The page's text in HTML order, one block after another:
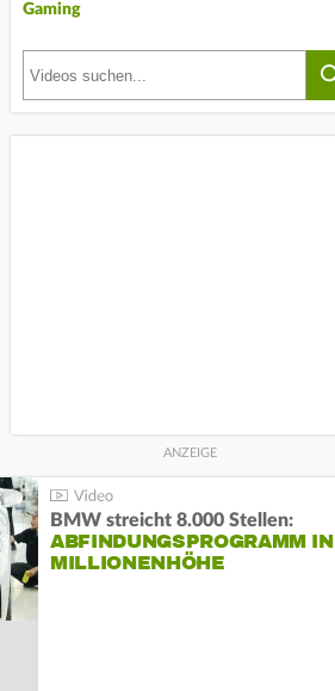
Gaming
BMW streicht 8.000 Stellen:
ABFINDUNGSPROGRAMM IN
MILLIONENHÖHE